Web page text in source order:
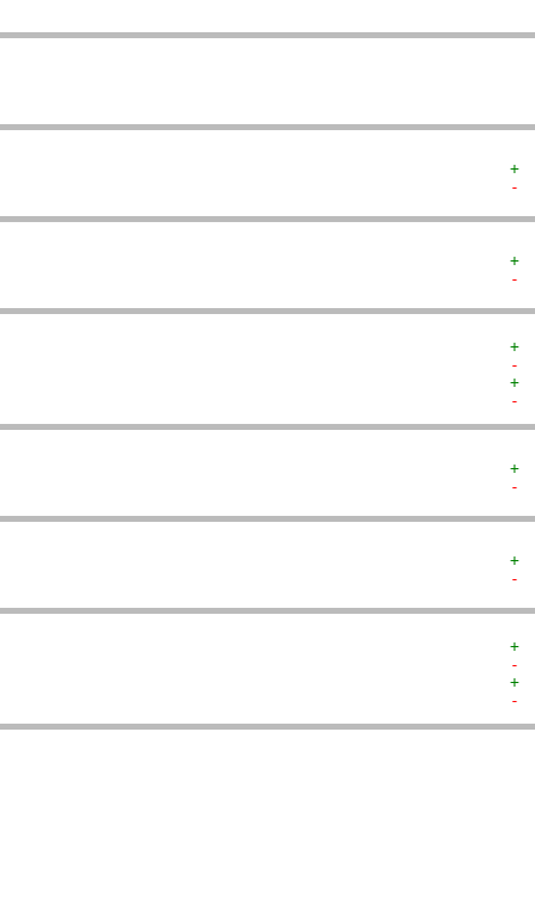
+
-
+
-
+
-
+
-
+
-
+
-
+
-
+
-